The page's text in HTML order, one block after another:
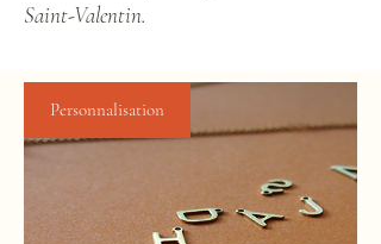
Saint-Valentin.
Personnalisation